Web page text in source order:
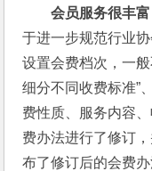
会员服务很丰
于进一步规范行业
设置会费档次，一
细分不同收费标准”
费性质、服务内容
费办法进行了修订
布了修订后的会费